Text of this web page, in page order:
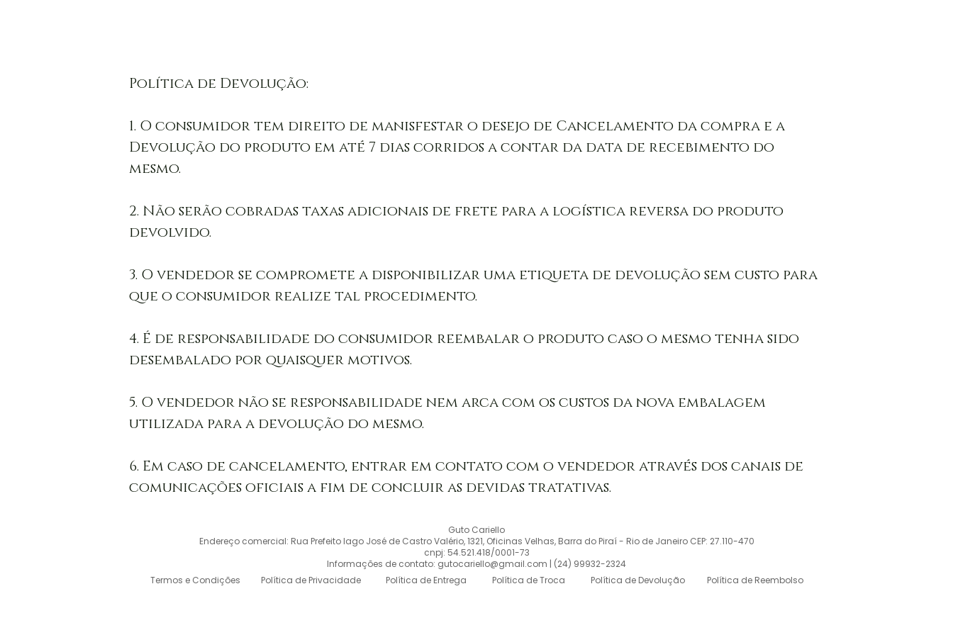
Política de Devolução:
1. O consumidor tem direito de manisfestar o desejo de Cancelamento da compra e a
Devolução do produto em até 7 dias corridos a contar da data de recebimento do
mesmo.
2. Não serão cobradas taxas adicionais de frete para a logística reversa do produto
devolvido.
3. O vendedor se compromete a disponibilizar uma etiqueta de devolução sem custo para
que o consumidor realize tal procedimento.
4. É de responsabilidade do consumidor reembalar o produto caso o mesmo tenha sido
desembalado por quaisquer motivos.
5. O vendedor não se responsabilidade nem arca com os custos da nova embalagem
utilizada para a devolução do mesmo.
6. Em caso de cancelamento, entrar em contato com o vendedor através dos canais de
comunicações oficiais a fim de concluir as devidas tratativas.
Guto Cariello
Endereço comercial: Rua Prefeito Iago José de Castro Valério, 1321, Oficinas Velhas, Barra do Piraí - Rio de Janeiro CEP: 27.110-470
cnpj: 54.521.418/0001-73
Informações de contato: gutocariello@gmail.com | (24) 99932-2324
Termos e Condições
Política de Privacidade Política de Entrega Política de Troca Política de Devolução Política de Reembolso